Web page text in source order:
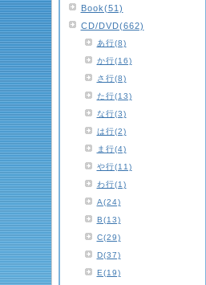
Book(51)
CD/DVD(662)
あ行(8)
か行(16)
さ行(8)
た行(13)
な行(3)
は行(2)
ま行(4)
や行(11)
わ行(1)
A(24)
B(13)
C(29)
D(37)
E(19)